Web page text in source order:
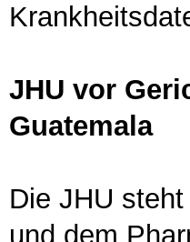
JHU vor
Guatemala
Die JHU
und dem